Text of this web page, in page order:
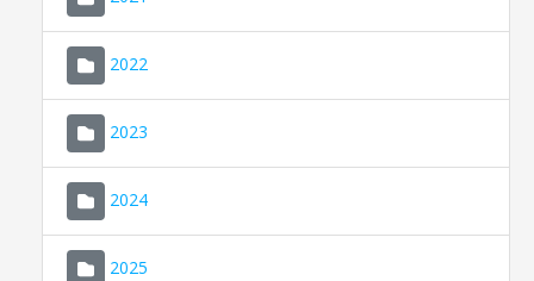
2022
2023
2024
2025